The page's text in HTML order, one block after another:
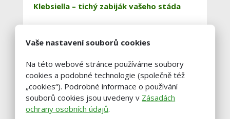
Klebsiella – tichý zabiják vašeho stáda
Nejbližsí akce
20
srpen
ZEMĚ ŽIVITELKA
20. 8. - 25. 8.,
České Budějovice
Vaše nastavení souborů cookies
Na této webové stránce používáme soubory
cookies a podobné technologie (společně též
„cookies“). Podrobné informace o používání
souborů cookies jsou uvedeny v Zásadách
ochrany osobních údajů.